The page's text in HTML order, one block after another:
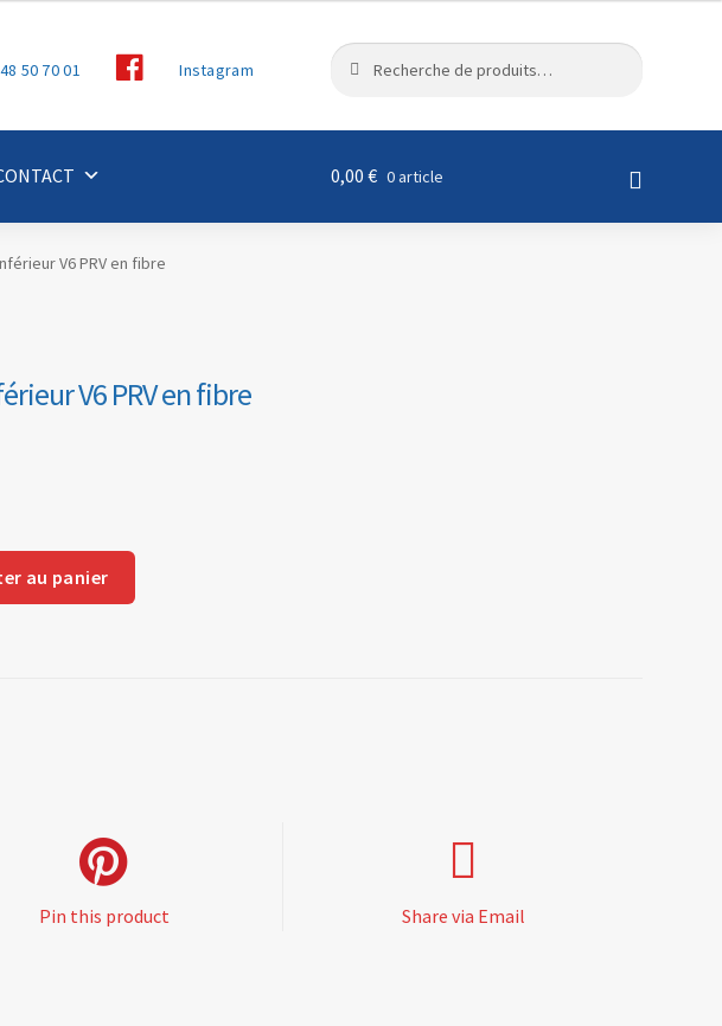
50 70 01
e
Instagram
Recherche
R
h
r0,00 € 0 article
V6 PRV en fibre
V6 PRV en fibre
au panier
Pin this product Share via Email